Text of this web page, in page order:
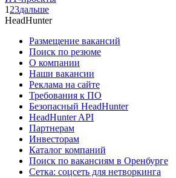
1 23дальше
HeadHunter
Размещение вакансий
Поиск по резюме
О компании
Наши вакансии
Реклама на сайте
Требования к ПО
Безопасный HeadHunter
HeadHunter API
Партнерам
Инвесторам
Каталог компаний
Поиск по вакансиям в Оренбурге
Сетка: соцсеть для нетворкинга